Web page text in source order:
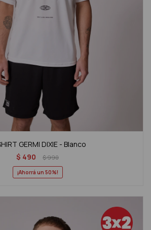
GERMI DIXIE - Blanco
$ 490 $990
50